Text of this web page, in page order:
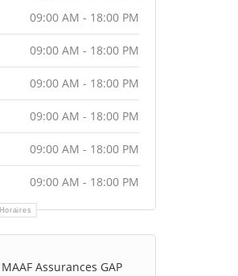
Horaires
09:00 AM - 18:00 PM
09:00 AM - 18:00 PM
09:00 AM - 18:00 PM
09:00 AM - 18:00 PM
09:00 AM - 18:00 PM
09:00 AM - 18:00 PM
Assurances GAP